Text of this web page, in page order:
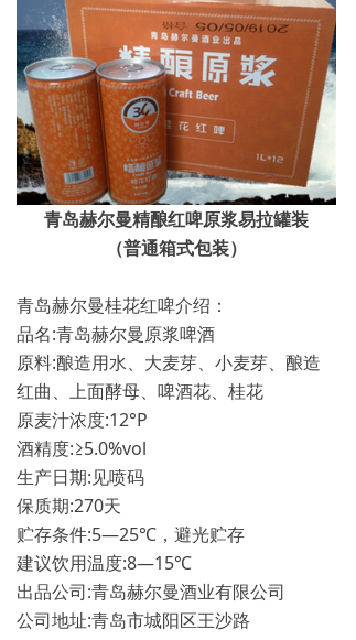
青岛赫尔曼精酿红啤原浆易拉罐装
（普通箱式包装）
青岛赫尔曼桂花红啤介绍：
品名:青岛赫尔曼原浆啤酒
原料:酿造用水、大麦芽、小麦芽、酿造
红曲、上面酵母、啤酒花、桂花
原麦汁浓度:12°P
酒精度:≥5.0%vol
生产日期:见喷码
保质期:270天
贮存条件:5—25℃，避光贮存
建议饮用温度:8—15℃
出品公司:青岛赫尔曼酒业有限公司
公司地址:青岛市城阳区王沙路